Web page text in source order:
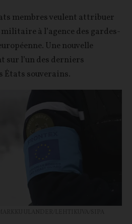
membres veulent attribuer
à l’agence des gardes-
Une nouvelle
sur l’un des derniers
États souverains.